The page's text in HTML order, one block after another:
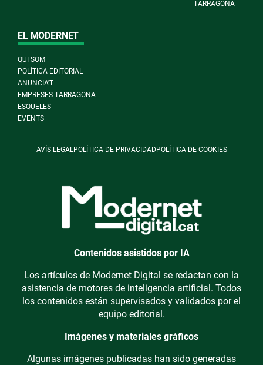
TARRAGONA
EL MODERNET
QUI SOM
POLÍTICA EDITORIAL
ANUNCIA'T
EMPRESES TARRAGONA
ESQUELES
EVENTS
AVÍS LEGAL POLÍTICA DE PRIVACIDADPOLÍTICA DE COOKIES
Contenidos asistidos por IA
Los artículos de Modernet Digital se redactan con la
asistencia de motores de inteligencia artificial. Todos
los contenidos están supervisados y validados por el
equipo editorial.
Imágenes y materiales gráficos
Algunas imágenes publicadas han sido generadas